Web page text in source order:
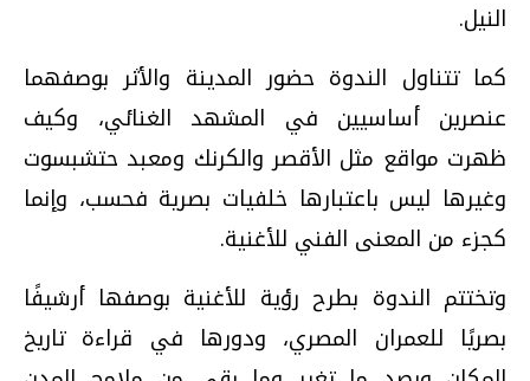
النيل.
كما تتناول الندوة حضور المدينة والأثر بوصفهما
عنصرين أساسيين في المشهد الغنائي، وكيف
ظهرت مواقع مثل الأقصر والكرنك ومعبد حتشبسوت
وغيرها ليس باعتبارها خلفيات بصرية فحسب، وإنما
كجزء من المعنى الفني للأغنية.
وتختتم الندوة بطرح رؤية للأغنية بوصفها أرشيفًا
بصريًا للعمران المصري، ودورها في قراءة تاريخ